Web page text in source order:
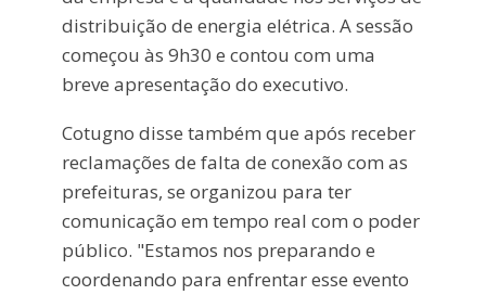
distribuição de energia elétrica. A sessão
começou às 9h30 e contou com uma
breve apresentação do executivo.
Cotugno disse também que após receber
reclamações de falta de conexão com as
prefeituras, se organizou para ter
comunicação em tempo real com o poder
público. "Estamos nos preparando e
coordenando para enfrentar esse evento